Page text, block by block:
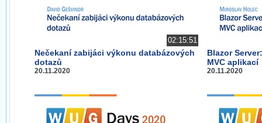
02:15:51
Nečekaní zabijáci výkonu databázových
dotazů
20.11.2020
Blazor
MVC aplikací
20.11.2020